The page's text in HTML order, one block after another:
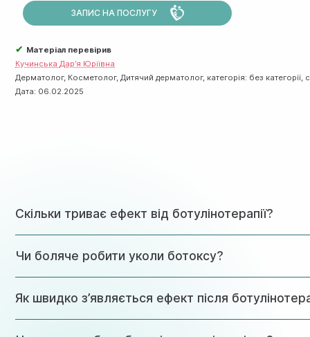
ЗАПИС НА ПОСЛУГУ
✔ Матеріал перевірив
Кучинська Дар’я Юріївна
Дерматолог, Косметолог, Дитячий дерматолог, категорія: без категорії,
Дата: 06.02.2025
Скільки триває ефект від ботулінотерапії?
Чи боляче робити уколи ботоксу?
Як швидко з’являється ефект після